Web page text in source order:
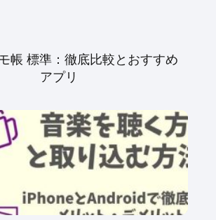
帳 標準：徹底比較とおすすめ
アプリ